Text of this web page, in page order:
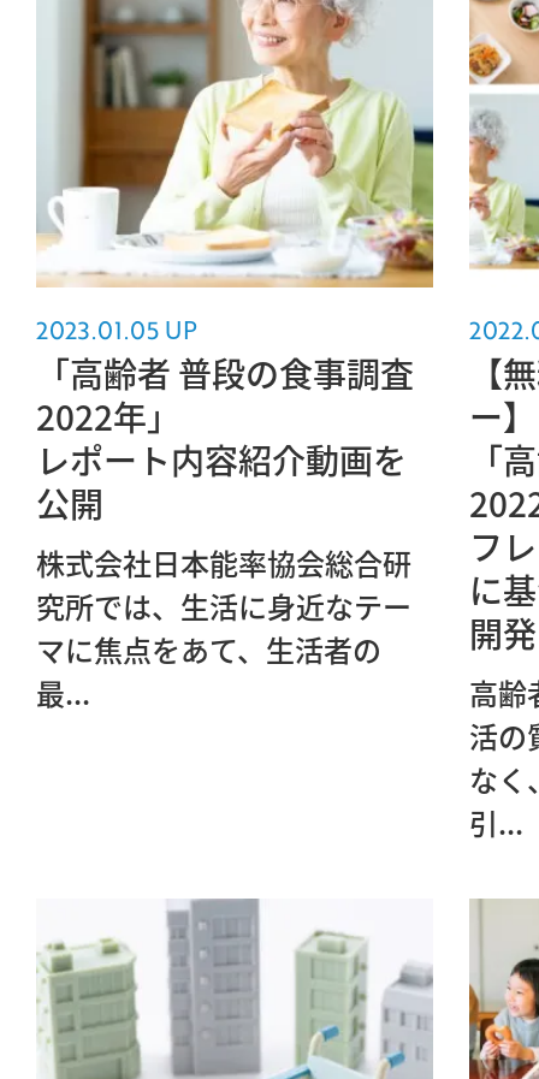
2023.01.05 UP
「高齢者 普段の食事調査
2022年」
レポート内容紹介動画を
公開
株式会社日本能率協会総合研
究所では、生活に身近なテー
マに焦点をあて、生活者の
最...
【
ー】
「
フ
に
開
高齢
活の
なく
引...